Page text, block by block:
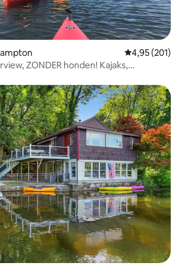
Gemiddelde
4,95 (201)
ZONDER honden! Kajaks,